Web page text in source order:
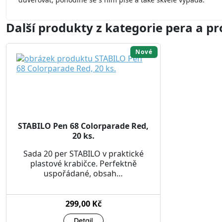
Další produkty z kategorie pera a
STABILO Pen 68 Colorparade Red,
20 ks.
Sada 20 per STABILO v praktické
plastové krabičce. Perfektně
uspořádané, obsah…
299,00 Kč
Nové